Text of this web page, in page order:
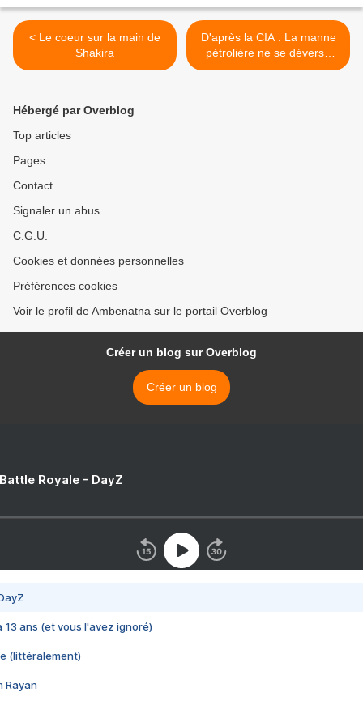
< Le coeur sur la main de
Shakira
D'après la CIA : La manne
pétrolière ne se déverse
pas dans le Trésor public
Hébergé par Overblog
Top articles
Pages
Contact
Signaler un abus
C.G.U.
Cookies et données personnelles
Préférences cookies
Voir le profil de Ambenatna sur le portail Overblog
Créer un blog sur Overblog
Créer un blog
Royale - DayZ
13 ans (et vous l'avez ignoré)
(littéralement)
Rayan